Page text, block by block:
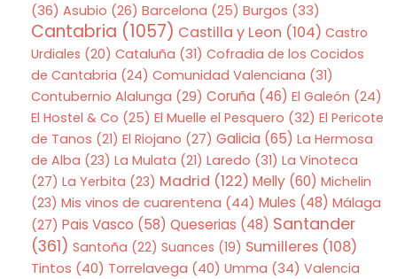
(36) Asubio (26) Barcelona (25) Burgos (33)
Cantabria (1057) Castilla y Leon (104) Castro
Urdiales (20) Cataluña (31) Cofradia de los Cocidos
de Cantabria (24) Comunidad Valenciana (31)
Contubernio Alalunga (29) Coruña (46) El Galeón (24)
El Hostel & Co (25) El Muelle el Pesquero (32) El Pericote
de Tanos (21) El Riojano (27) Galicia (65) La Hermosa
de Alba (23) La Mulata (21) Laredo (31) La Vinoteca
(27) La Yerbita (23) Madrid (122) Melly(60) Michelin
(23) Mis vinos de cuarentena (44) Mules (48) Málaga
(27) Pais Vasco (58) Queserias (48) Santander
(361) Santoña (22) Suances (19) Sumilleres(108)
Tintos (40) Torrelavega (40) Umma (34) Valencia